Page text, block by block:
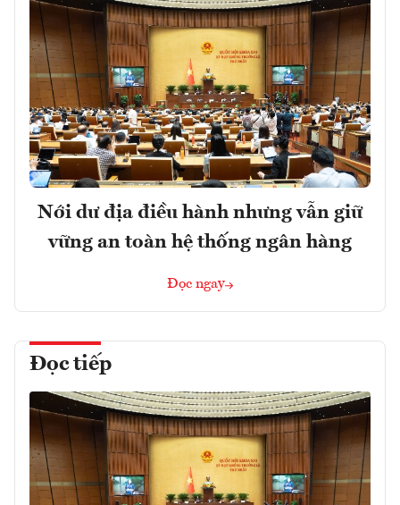
Nới dư địa điều hành nhưng vẫn giữ
vững an toàn hệ thống ngân hàng
Đọc ngay
Đọc tiếp